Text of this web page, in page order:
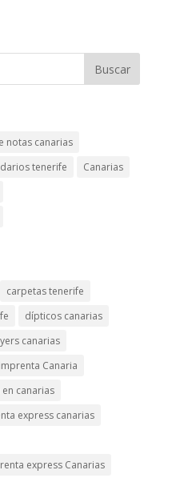
notas canarias
tenerife
Canarias
carpetas tenerife
dípticos canarias
canarias
imprenta Canaria
canarias
express canarias
express Canarias